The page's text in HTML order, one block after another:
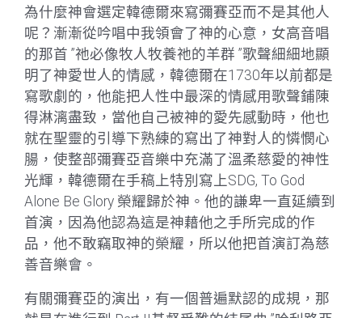
為什麼神會選定韓德爾來寫彌賽亞而不是其他人
呢？漸漸從吟唱中我領會了神的心意，女高音唱
的那首 ”祂必像牧人牧養祂的羊群 ”歌聲細細地顯
明了神愛世人的情感，韓德爾在1730年以前都是
寫歌劇的，他能把人性中最深的情感用歌聲鋪陳
得淋漓盡致，當他自己被神的愛先感動時，他也
就在聖靈的引導下熟練的寫出了神對人的憐憫心
腸，使整部彌賽亞音樂中充滿了溫柔慈愛的神性
光輝，韓德爾在手稿上特別寫上SDG, To God
Alone Be Glory 榮耀歸於神。他的謙卑一直延續到
首演，因為他認為這是神藉他之手所完成的作
品，他不敢竊取神的榮耀，所以他把首演訂為慈
善音樂會。
有關彌賽亞的演出，有一個普遍默認的成規，那